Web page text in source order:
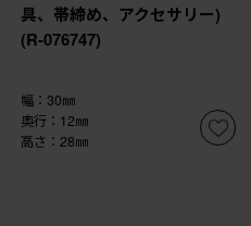
具、帯締め、アクセサリー)
(R-076747)
幅：30㎜
奥行：12㎜
高さ：28㎜